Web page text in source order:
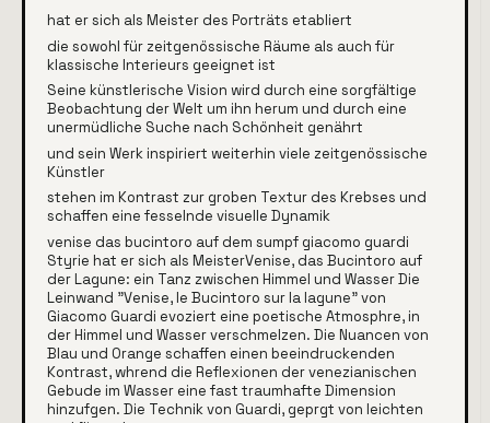
hat er sich als Meister des Porträts etabliert
die sowohl für zeitgenössische Räume als auch für
klassische Interieurs geeignet ist
Seine künstlerische Vision wird durch eine sorgfältige
Beobachtung der Welt um ihn herum und durch eine
unermüdliche Suche nach Schönheit genährt
und sein Werk inspiriert weiterhin viele zeitgenössische
Künstler
stehen im Kontrast zur groben Textur des Krebses und
schaffen eine fesselnde visuelle Dynamik
venise das bucintoro auf dem sumpf giacomo guardi
Styrie hat er sich als MeisterVenise, das Bucintoro auf
der Lagune: ein Tanz zwischen Himmel und Wasser Die
Leinwand "Venise, le Bucintoro sur la lagune" von
Giacomo Guardi evoziert eine poetische Atmosphre, in
der Himmel und Wasser verschmelzen. Die Nuancen von
Blau und Orange schaffen einen beeindruckenden
Kontrast, whrend die Reflexionen der venezianischen
Gebude im Wasser eine fast traumhafte Dimension
hinzufgen. Die Technik von Guardi, geprgt von leichten